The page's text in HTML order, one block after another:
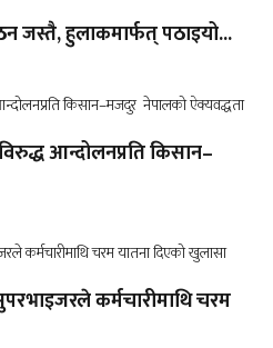
जस्तै, हुलाकमार्फत् पठाइयो...
आन्दोलनप्रति किसान–
कर्मचारीमाथि चरम